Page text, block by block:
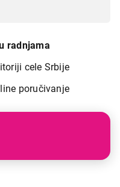
radnjama
cele Srbije
poručivanje